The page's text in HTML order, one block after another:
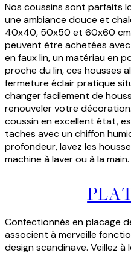
Nos coussins sont parfaits
une ambiance douce et
40x40, 50x50 et 60x60
peuvent être achetées
en faux lin, un matériau en
proche du lin, ces housses
fermeture éclair pratique
changer facilement de
renouveler votre
coussin en excellent état,
taches avec un chiffon
profondeur, lavez les
machine à laver ou à la main.
Confectionnés en placage
associent à merveille
design scandinave. Veillez